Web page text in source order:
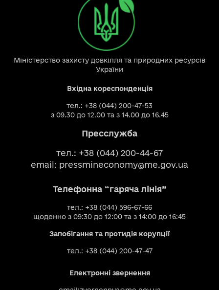
Міністерство захисту довкілля та природних ресурсів
України
Вхідна кореспонденція
тел.: +38 (044) 200-47-53
з 09.30 до 12.00 та з 14.00 до 16.45
Пресслужба
тел.: +38 (044) 200-44-67
email: pressmineconomy@me.gov.ua
Телефонна “гаряча лінія”
тел.: +38 (044) 596-67-66
щоденно з 09:30 до 12:00 та з 14:00 до 16:45
Запобігання та протидія корупції
тел.: +38 (044) 200-47-47
Електронні звернення